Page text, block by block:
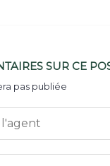
SUR CE
pas publiée